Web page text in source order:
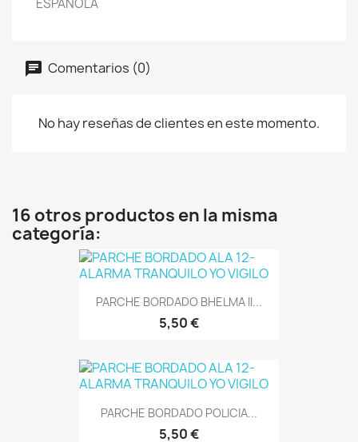
ESPAÑOLA
Comentarios (0)
No hay reseñas de clientes en este momento.
16 otros productos en la misma
categoría:
PARCHE BORDADO BHELMA II...
5,50 €
PARCHE BORDADO POLICIA...
5,50 €